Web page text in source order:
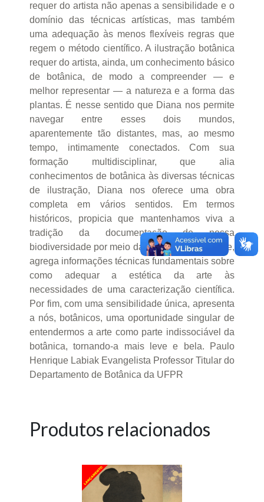
requer do artista não apenas a sensibilidade e o
domínio das técnicas artísticas, mas também
uma adequação às menos flexíveis regras que
regem o método científico. A ilustração botânica
requer do artista, ainda, um conhecimento básico
de botânica, de modo a compreender — e
melhor representar — a natureza e a forma das
plantas. É nesse sentido que Diana nos permite
navegar entre esses dois mundos,
aparentemente tão distantes, mas, ao mesmo
tempo, intimamente conectados. Com sua
formação multidisciplinar, que alia
conhecimentos de botânica às diversas técnicas
de ilustração, Diana nos oferece uma obra
completa em vários sentidos. Em termos
históricos, propicia que mantenhamos viva a
tradição da documentação de nossa
biodiversidade por meio da arte. Cientificamente,
agrega informações técnicas fundamentais sobre
como adequar a estética da arte às
necessidades de uma caracterização científica.
Por fim, com uma sensibilidade única, apresenta
a nós, botânicos, uma oportunidade singular de
entendermos a arte como parte indissociável da
botânica, tornando-a mais leve e bela. Paulo
Henrique Labiak Evangelista Professor Titular do
Departamento de Botânica da UFPR
Produtos relacionados